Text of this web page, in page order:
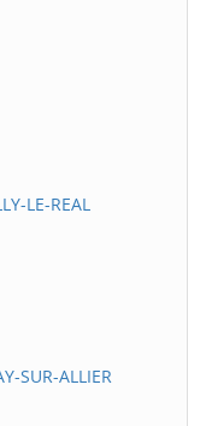
LE-REAL
SUR-ALLIER